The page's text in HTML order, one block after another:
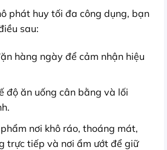
phát huy tối đa công dụng, bạn
sau:
hàng ngày để cảm nhận hiệu
độ ăn uống cân bằng và lối
nơi khô ráo, thoáng mát,
trực tiếp và nơi ẩm ướt để giữ